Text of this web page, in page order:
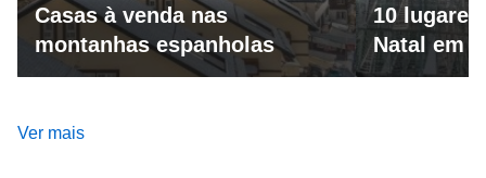
Casas à venda nas
montanhas espanholas
10
Natal em
Ver mais